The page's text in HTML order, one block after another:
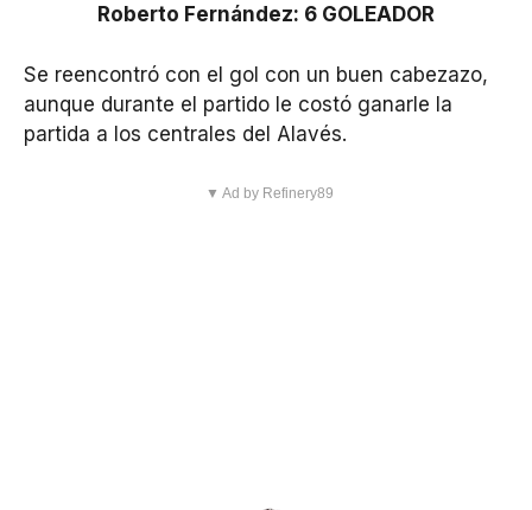
Roberto Fernández: 6 GOLEADOR
Se reencontró con el gol con un buen cabezazo,
aunque durante el partido le costó ganarle la
partida a los centrales del Alavés.
▼ Ad by Refinery89